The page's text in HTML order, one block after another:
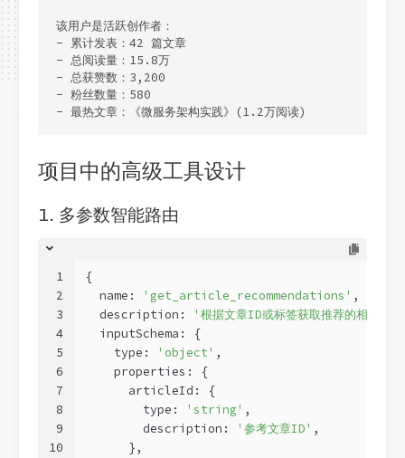
该用户是活跃创作者：
- 累计发表：42 篇文章
- 总阅读量：15.8万
- 总获赞数：3,200
- 粉丝数量：580
- 最热文章：《微服务架构实践》(1.2万阅读)
项目中的高级工具设计
1. 多参数智能路由
1
2
3
4
5
6
7
8
9
10
{
  name:
'get_article_recommendations' ,
  description:
'根据文章ID或标签获取推荐的相关文
  inputSchema: {
    type:
'object' ,
    properties: {
      articleId: {
        type:
'string' ,
        description:
'参考文章ID' ,
      },